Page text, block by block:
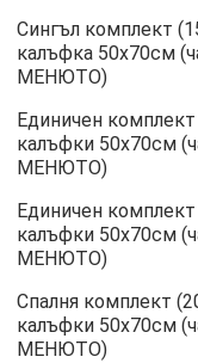
Сингъл комплект
калъфка 50х70см
МЕНЮТО)
Единичен
калъфки 50х70см
МЕНЮТО)
Единичен
калъфки 50х70см
МЕНЮТО)
Спалня комплект
калъфки 50х70см
МЕНЮТО)